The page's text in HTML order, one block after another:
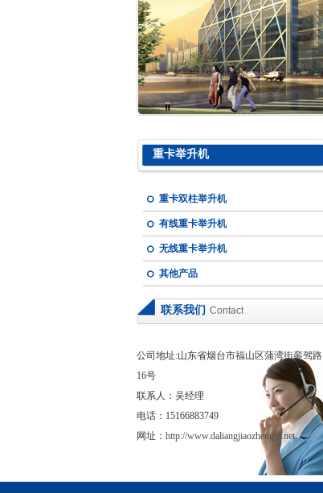
重卡举升机
重卡双柱举升机
有线重卡举升机
无线重卡举升机
其他产品
联系我们 Contact
公司地址:山东省烟台市福山区蒲湾街銮驾路
16号
联系人：吴经理
电话：15166883749
网址： http://www.daliangjiaozhengyi.net